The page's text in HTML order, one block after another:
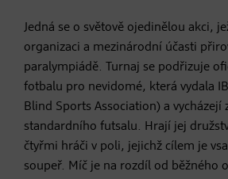
Jedná se o světově ojedinělou akci,
organizaci a mezinárodní účasti
paralympiádě. Turnaj se podřizuje
fotbalu pro nevidomé, která vydala
Blind Sports Association) a
standardního futsalu. Hrají jej
čtyřmi hráči v poli, jejichž cílem je
soupeř. Míč je na rozdíl od běžného